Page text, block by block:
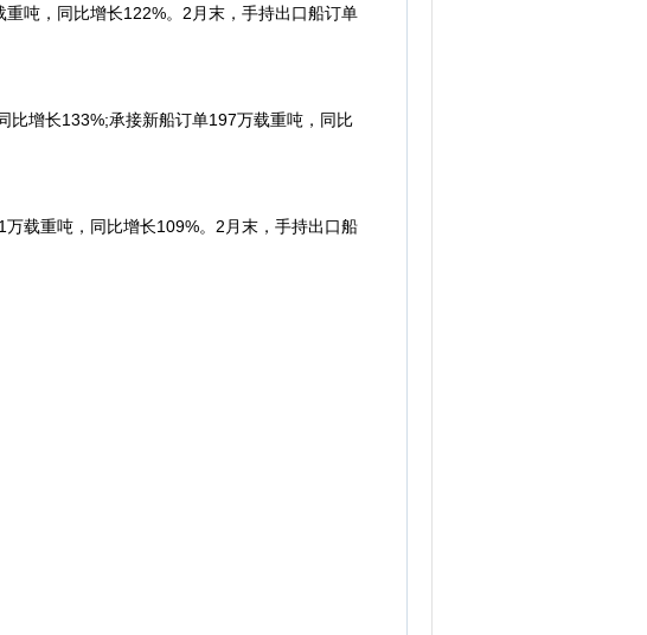
吨，同比增长122%。2月末，手持出口船订单
增长133%;承接新船订单197万载重吨，同比
载重吨，同比增长109%。2月末，手持出口船